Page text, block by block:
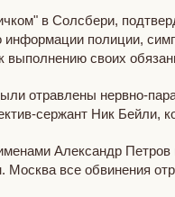
в Солсбери,
полиции,
своих
отравлены нервно-
сержант Ник Бейли,
Александр
все обвинения